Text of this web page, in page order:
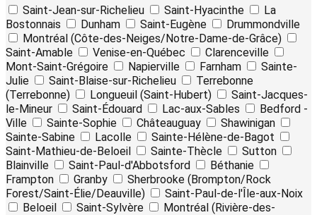
Saint-Jean-sur-Richelieu
Saint-Hyacinthe
La
Bostonnais
Dunham Saint-Eugène
Drummondville
Montréal (Côte-des-Neiges/Notre-Dame-de-Grâce)
Saint-Amable
Venise-en-Québec
Clarenceville
Mont-Saint-Grégoire
Napierville Farnham
Sainte-
Julie
Saint-Blaise-sur-Richelieu
Terrebonne
(Terrebonne)
Longueuil (Saint-Hubert)
Saint-Jacques-
le-Mineur
Saint-Édouard Lac-aux-Sables
Bedford -
Ville
Sainte-Sophie Châteauguay
Shawinigan
Sainte-Sabine
Lacolle
Sainte-Hélène-de-Bagot
Saint-Mathieu-de-Beloeil
Sainte-Thècle
Sutton
Blainville
Saint-Paul-d'Abbotsford
Béthanie
Frampton
Granby
Sherbrooke (Brompton/Rock
Forest/Saint-Élie/Deauville)
Saint-Paul-de-l'Île-aux-Noix
Beloeil
Saint-Sylvère
Montréal (Rivière-des-